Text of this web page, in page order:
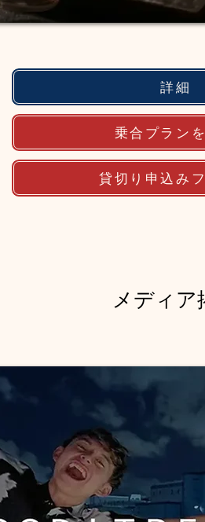
詳細
乗合プラン
貸切り申込み
メディア